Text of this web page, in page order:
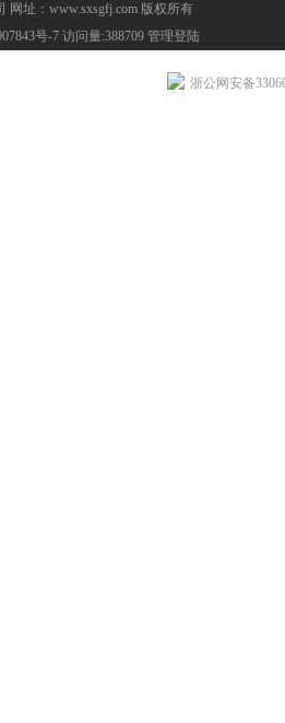
址：www.sxsgfj.com 版权所有
号-7 访问量:388709 管理登陆
浙公网安备